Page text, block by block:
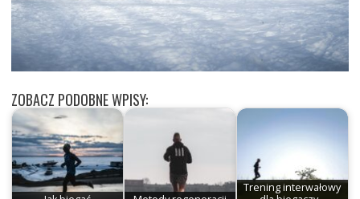
ZOBACZ PODOBNE WPISY:
Trening interwałowy